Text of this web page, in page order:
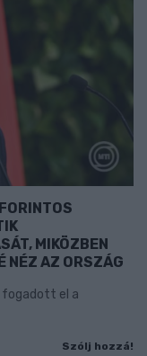
MIKÖZBEN
NÉZ AZ ORSZÁG
el a
Szólj hozzá!